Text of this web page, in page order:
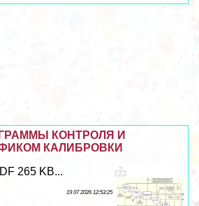
КОНТРОЛЯ И
КАЛИБРОВКИ
265 KB...
19 07 2026 12:53:25